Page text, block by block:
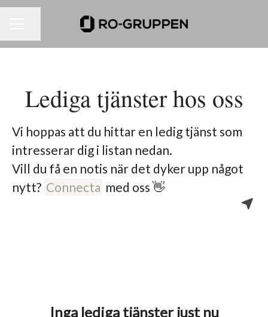
Lediga tjänster hos oss
Vi hoppas att du hittar en ledig tjänst som
intresserar dig i listan nedan.
Vill du få en notis när det dyker upp något
nytt? Connecta med oss 👋
Inga lediga tjänster just nu